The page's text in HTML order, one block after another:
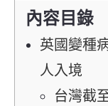
內容目錄
英國變種
人入境
台灣截